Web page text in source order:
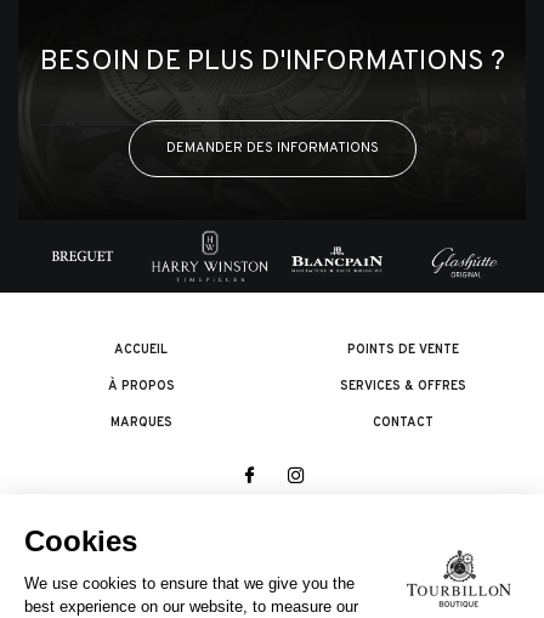
BESOIN DE PLUS D'INFORMATIONS ?
DEMANDER DES INFORMATIONS
ACCUEIL
À PROPOS
MARQUES
POINTS DE VENTE
SERVICES & OFFRES
CONTACT